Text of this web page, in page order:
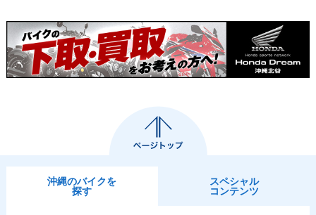
ナーチェンジ
沖縄のバイクを
探す
スペシャル
コンテンツ